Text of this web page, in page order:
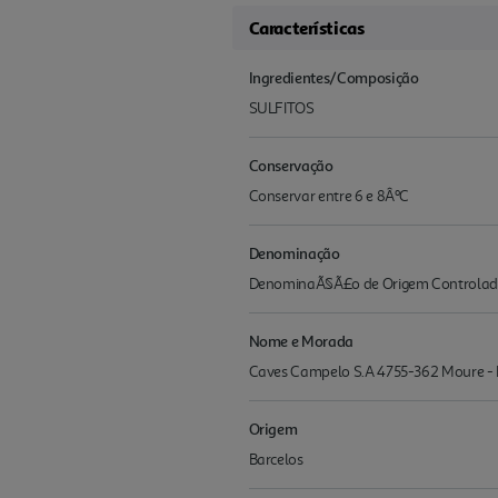
Características
Ingredientes/Composição
SULFITOS
Conservação
Conservar entre 6 e 8ÂºC
Denominação
DenominaÃ§Ã£o de Origem
Nome e Morada
Caves Campelo S.A 4755-362 Moure -
Origem
Barcelos